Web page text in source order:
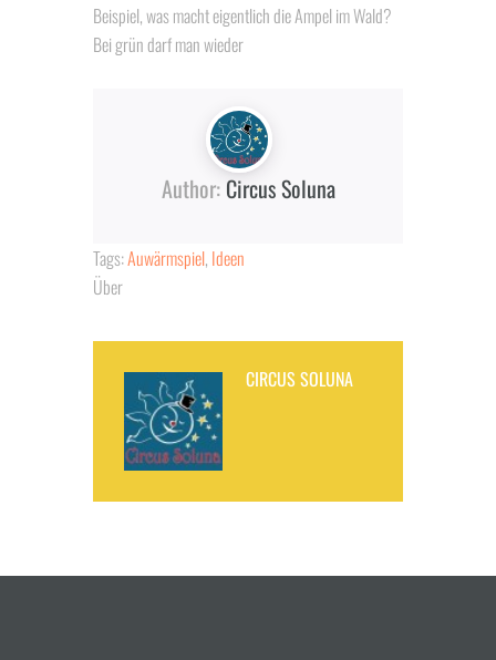
Beispiel, was macht eigentlich die Ampel im Wald?
Bei grün darf man wieder
Author: Circus Soluna
Tags:Auwärmspiel, Ideen
Über
CIRCUS SOLUNA